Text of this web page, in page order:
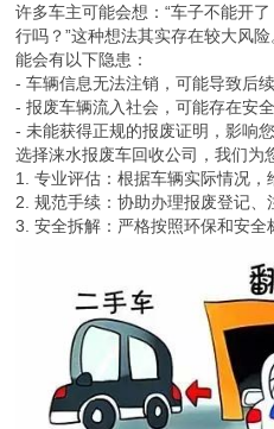
许多车主可能会想：“车子不能开
行吗？”这种想法其实存在较大风
能会有以下隐患：
- 车辆信息无法注销，可能导致后
- 报废车辆流入社会，可能存在安
- 未能获得正规的报废证明，影响
选择涞水报废车回收公司，我们为
1. 专业评估：根据车辆实际情况，
2. 规范手续：协助办理报废登记、
3. 安全拆解：严格按照环保和安全